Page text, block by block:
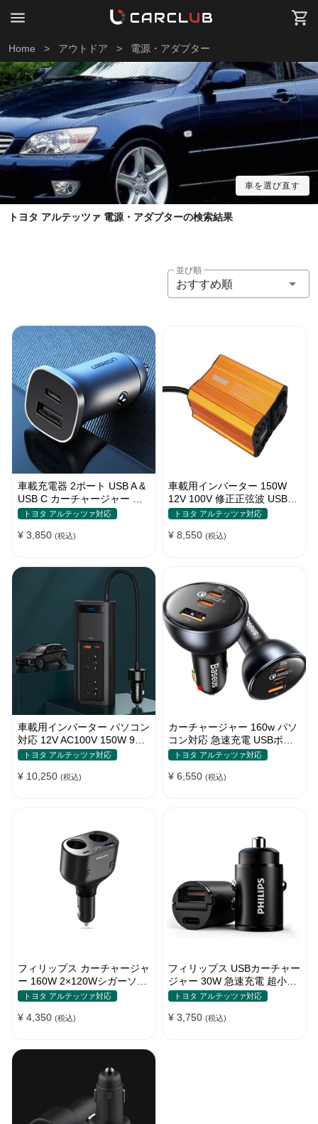
Home > アウトドア > 電源・アダプター
車を選び直す
トヨタ アルテッツァ 電源・アダプターの検索結果
並び順
おすすめ順
車載充電器 2ポート USB A &
USB C カーチャージャー 急
速充電USB [36W 12V-24V ]
トヨタ アルテッツァ対応
¥ 3,850 (税込)
車載用インバーター 150W
12V 100V 修正正弦波 USBポ
ート2口 コンバーター 防災用
トヨタ アルテッツァ対応
¥ 8,550 (税込)
車載用インバーター パソコン
対応 12V AC100V 150W 9重
保護 ディスプレイ付き 静音
トヨタ アルテッツァ対応
¥ 10,250 (税込)
カーチャージャー 160w パソ
コン対応 急速充電 USBポー
ト3つ Type-C シガーソケッ
トヨタ アルテッツァ対応
¥ 6,550 (税込)
フィリップス カーチャージャ
ー 160W 2×120Wシガーソケ
ット おしゃれ
トヨタ アルテッツァ対応
¥ 4,350 (税込)
フィリップス USBカーチャー
ジャー 30W 急速充電 超小型
設計 おしゃれ シガーソケッ
トヨタ アルテッツァ対応
¥ 3,750 (税込)